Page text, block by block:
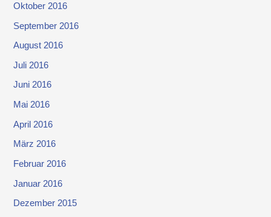
Oktober 2016
September 2016
August 2016
Juli 2016
Juni 2016
Mai 2016
April 2016
März 2016
Februar 2016
Januar 2016
Dezember 2015